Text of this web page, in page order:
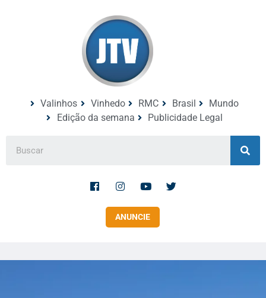
Valinhos Vinhedo RMC Brasil
Mundo
Edição da semana
Publicidade Legal
ANUNCIE